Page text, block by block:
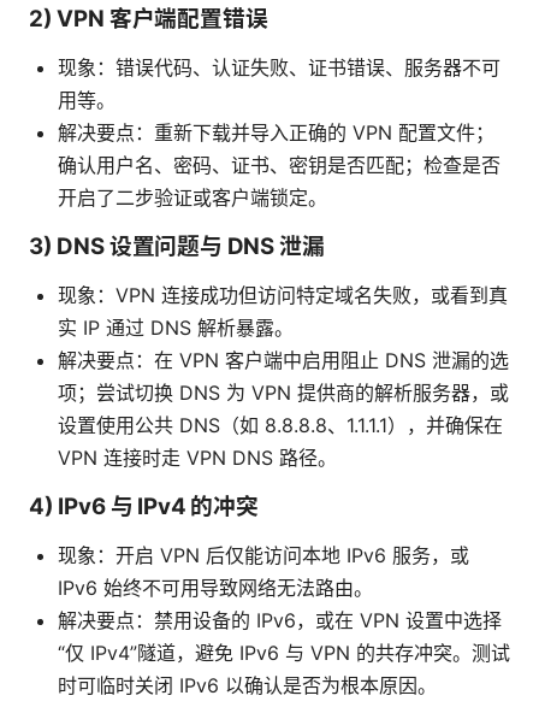
2) VPN 客户端配置错误
现象：错误代码、认证失败、证书错误、服务器不可
用等。
解决要点：重新下载并导入正确的 VPN 配置文件；
确认用户名、密码、证书、密钥是否匹配；检查是否
开启了二步验证或客户端锁定。
3) DNS 设置问题与 DNS 泄漏
现象：VPN 连接成功但访问特定域名失败，或看到真
实 IP 通过 DNS 解析暴露。
解决要点：在 VPN 客户端中启用阻止 DNS 泄漏的选
项；尝试切换 DNS 为 VPN 提供商的解析服务器，或
设置使用公共 DNS（如 8.8.8.8、1.1.1.1），并确保在
VPN 连接时走 VPN DNS 路径。
4) IPv6 与 IPv4 的冲突
现象：开启 VPN 后仅能访问本地 IPv6 服务，或
IPv6 始终不可用导致网络无法路由。
解决要点：禁用设备的 IPv6，或在 VPN 设置中选择
“仅 IPv4”隧道，避免 IPv6 与 VPN 的共存冲突。测试
时可临时关闭 IPv6 以确认是否为根本原因。